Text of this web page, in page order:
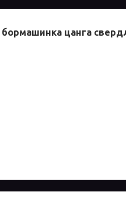
цанга